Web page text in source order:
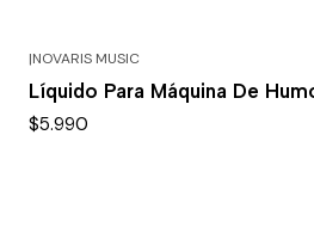
|NOVARIS MUSIC
Líquido Para Máquina De
$5.990